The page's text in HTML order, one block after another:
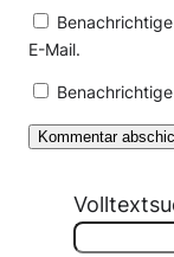
E-Mail.